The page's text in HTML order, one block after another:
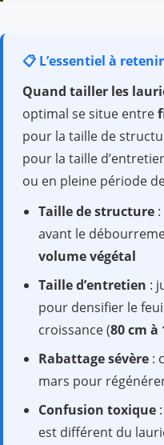
📋 L’essentiel à retenir
Quand tailler les
optimal se situe entre
pour la taille de
pour la taille
ou en pleine période
Taille de structure
avant le
volume végétal
Taille d’entretien :
pour densifier le
croissance (80 cm à
Rabattage sévère :
mars pour
Confusion toxique
est différent du